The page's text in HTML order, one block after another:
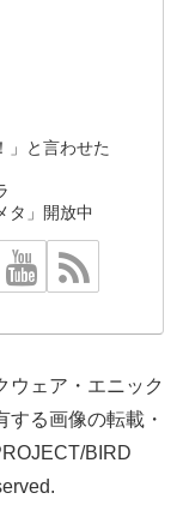
」と言わせた
タ」開放中
ウェア・エニック
る画像の転載・
BIRD